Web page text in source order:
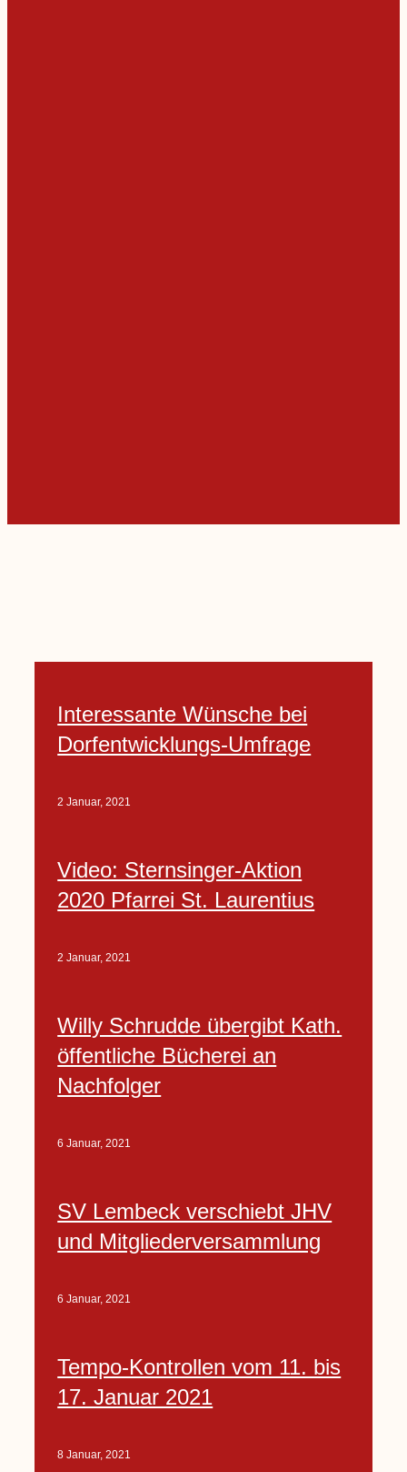
Interessante Wünsche bei
Dorfentwicklungs-Umfrage
2 Januar, 2021
Video: Sternsinger-Aktion
2020 Pfarrei St. Laurentius
2 Januar, 2021
Willy Schrudde übergibt Kath.
öffentliche Bücherei an
Nachfolger
6 Januar, 2021
SV Lembeck verschiebt JHV
und Mitgliederversammlung
6 Januar, 2021
Tempo-Kontrollen vom 11. bis
17. Januar 2021
8 Januar, 2021